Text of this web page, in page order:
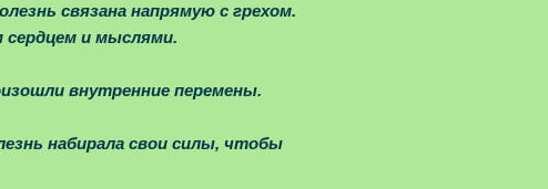
связана напрямую с грехом.
сердцем и мыслями.
внутренние перемены.
набирала свои силы, чтобы